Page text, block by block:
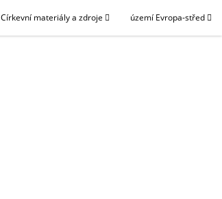
Církevní materiály a zdroje území Evropa-střed